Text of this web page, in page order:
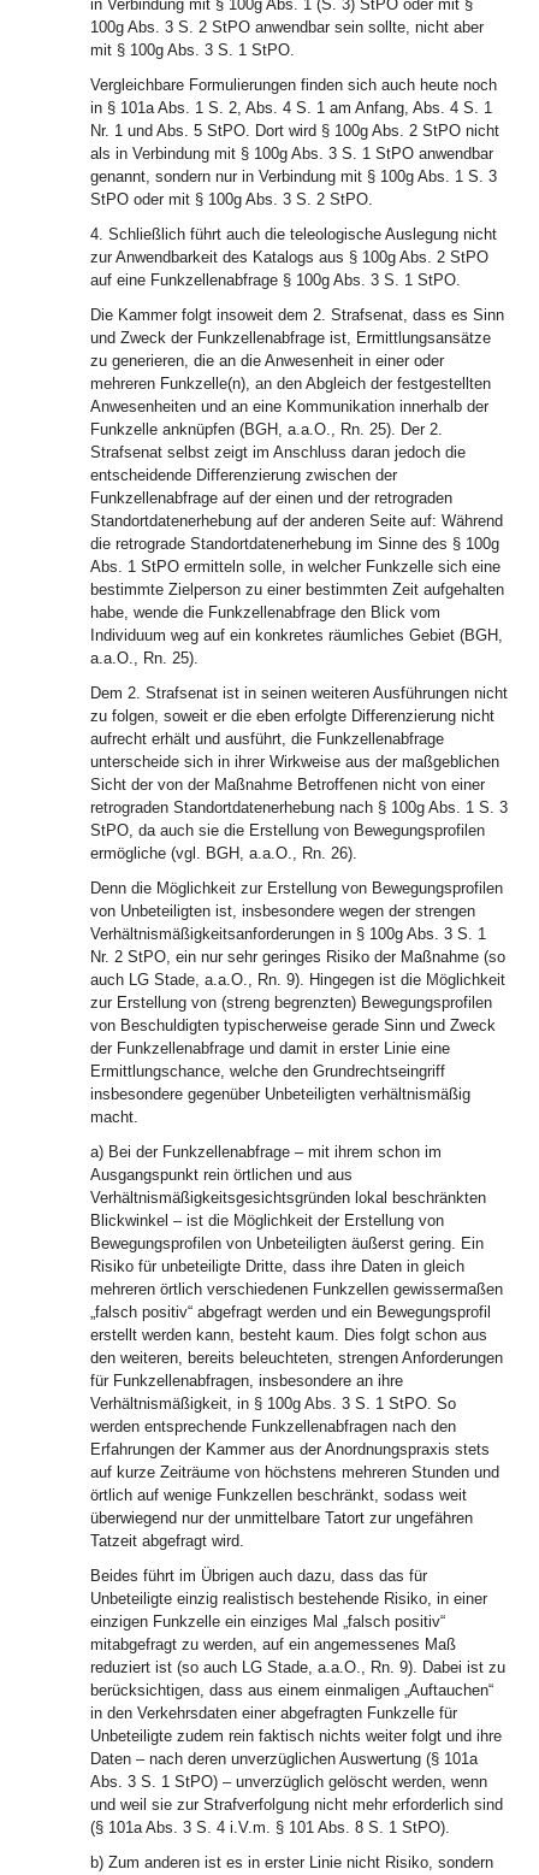
in Verbindung mit § 100g Abs. 1 (S. 3) StPO oder mit §
100g Abs. 3 S. 2 StPO anwendbar sein sollte, nicht aber
mit § 100g Abs. 3 S. 1 StPO.
Vergleichbare Formulierungen finden sich auch heute noch
in § 101a Abs. 1 S. 2, Abs. 4 S. 1 am Anfang, Abs. 4 S. 1
Nr. 1 und Abs. 5 StPO. Dort wird § 100g Abs. 2 StPO nicht
als in Verbindung mit § 100g Abs. 3 S. 1 StPO anwendbar
genannt, sondern nur in Verbindung mit § 100g Abs. 1 S. 3
StPO oder mit § 100g Abs. 3 S. 2 StPO.
4. Schließlich führt auch die teleologische Auslegung nicht
zur Anwendbarkeit des Katalogs aus § 100g Abs. 2 StPO
auf eine Funkzellenabfrage § 100g Abs. 3 S. 1 StPO.
Die Kammer folgt insoweit dem 2. Strafsenat, dass es Sinn
und Zweck der Funkzellenabfrage ist, Ermittlungsansätze
zu generieren, die an die Anwesenheit in einer oder
mehreren Funkzelle(n), an den Abgleich der festgestellten
Anwesenheiten und an eine Kommunikation innerhalb der
Funkzelle anknüpfen (BGH, a.a.O., Rn. 25). Der 2.
Strafsenat selbst zeigt im Anschluss daran jedoch die
entscheidende Differenzierung zwischen der
Funkzellenabfrage auf der einen und der retrograden
Standortdatenerhebung auf der anderen Seite auf: Während
die retrograde Standortdatenerhebung im Sinne des § 100g
Abs. 1 StPO ermitteln solle, in welcher Funkzelle sich eine
bestimmte Zielperson zu einer bestimmten Zeit aufgehalten
habe, wende die Funkzellenabfrage den Blick vom
Individuum weg auf ein konkretes räumliches Gebiet (BGH,
a.a.O., Rn. 25).
Dem 2. Strafsenat ist in seinen weiteren Ausführungen nicht
zu folgen, soweit er die eben erfolgte Differenzierung nicht
aufrecht erhält und ausführt, die Funkzellenabfrage
unterscheide sich in ihrer Wirkweise aus der maßgeblichen
Sicht der von der Maßnahme Betroffenen nicht von einer
retrograden Standortdatenerhebung nach § 100g Abs. 1 S. 3
StPO, da auch sie die Erstellung von Bewegungsprofilen
ermögliche (vgl. BGH, a.a.O., Rn. 26).
Denn die Möglichkeit zur Erstellung von Bewegungsprofilen
von Unbeteiligten ist, insbesondere wegen der strengen
Verhältnismäßigkeitsanforderungen in § 100g Abs. 3 S. 1
Nr. 2 StPO, ein nur sehr geringes Risiko der Maßnahme (so
auch LG Stade, a.a.O., Rn. 9). Hingegen ist die Möglichkeit
zur Erstellung von (streng begrenzten) Bewegungsprofilen
von Beschuldigten typischerweise gerade Sinn und Zweck
der Funkzellenabfrage und damit in erster Linie eine
Ermittlungschance, welche den Grundrechtseingriff
insbesondere gegenüber Unbeteiligten verhältnismäßig
macht.
a) Bei der Funkzellenabfrage – mit ihrem schon im
Ausgangspunkt rein örtlichen und aus
Verhältnismäßigkeitsgesichtsgründen lokal beschränkten
Blickwinkel – ist die Möglichkeit der Erstellung von
Bewegungsprofilen von Unbeteiligten äußerst gering. Ein
Risiko für unbeteiligte Dritte, dass ihre Daten in gleich
mehreren örtlich verschiedenen Funkzellen gewissermaßen
„falsch positiv“ abgefragt werden und ein Bewegungsprofil
erstellt werden kann, besteht kaum. Dies folgt schon aus
den weiteren, bereits beleuchteten, strengen Anforderungen
für Funkzellenabfragen, insbesondere an ihre
Verhältnismäßigkeit, in § 100g Abs. 3 S. 1 StPO. So
werden entsprechende Funkzellenabfragen nach den
Erfahrungen der Kammer aus der Anordnungspraxis stets
auf kurze Zeiträume von höchstens mehreren Stunden und
örtlich auf wenige Funkzellen beschränkt, sodass weit
überwiegend nur der unmittelbare Tatort zur ungefähren
Tatzeit abgefragt wird.
Beides führt im Übrigen auch dazu, dass das für
Unbeteiligte einzig realistisch bestehende Risiko, in einer
einzigen Funkzelle ein einziges Mal „falsch positiv“
mitabgefragt zu werden, auf ein angemessenes Maß
reduziert ist (so auch LG Stade, a.a.O., Rn. 9). Dabei ist zu
berücksichtigen, dass aus einem einmaligen „Auftauchen“
in den Verkehrsdaten einer abgefragten Funkzelle für
Unbeteiligte zudem rein faktisch nichts weiter folgt und ihre
Daten – nach deren unverzüglichen Auswertung (§ 101a
Abs. 3 S. 1 StPO) – unverzüglich gelöscht werden, wenn
und weil sie zur Strafverfolgung nicht mehr erforderlich sind
(§ 101a Abs. 3 S. 4 i.V.m. § 101 Abs. 8 S. 1 StPO).
b) Zum anderen ist es in erster Linie nicht Risiko, sondern